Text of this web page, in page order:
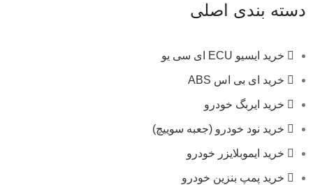
دسته بندی اصلی
خرید ایسیو ECU ای سی یو
خرید ای بی اس ABS
خرید ایربگ خودرو
خرید نود خودرو (جعبه سوییچ)
خرید ایموبلایزر خودرو
خرید پمپ بنزین خودرو